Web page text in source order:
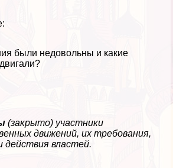
были недовольны и какие
(закрыто) участники
движений, их требования,
властей.